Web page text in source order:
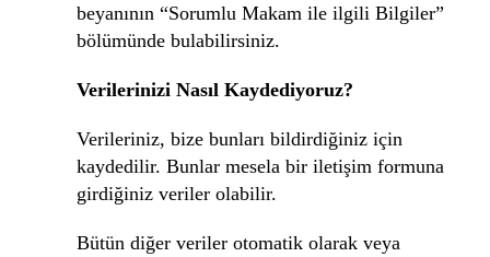
beyanının “Sorumlu Makam ile ilgili Bilgiler”
bölümünde bulabilirsiniz.
Verilerinizi Nasıl Kaydediyoruz?
Verileriniz, bize bunları bildirdiğiniz için
kaydedilir. Bunlar mesela bir iletişim formuna
girdiğiniz veriler olabilir.
Bütün diğer veriler otomatik olarak veya